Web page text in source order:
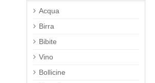
Acqua
Birra
Bibite
Vino
Bollicine